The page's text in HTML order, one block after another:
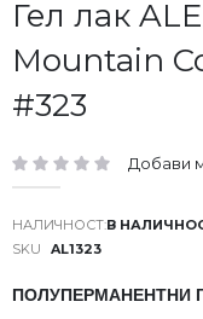
Гел лак
Mountain
#323
рейтинг: Добави
В
SKU
AL1323
ПОЛУПЕРМАНЕНТНИ
Преминете
към
началото
на
галерия